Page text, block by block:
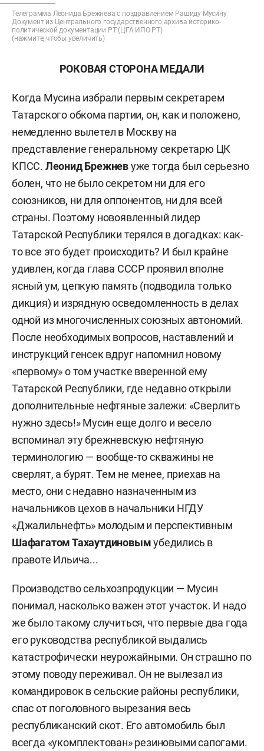
Телеграмма Леонида Брежнева с поздравлением Рашиду Мусину
Документ из Центрального государственного архива историко-
политической документации РТ (ЦГА ИПО РТ)
(нажмите, чтобы увеличить)
РОКОВАЯ СТОРОНА МЕДАЛИ
Когда Мусина избрали первым секретарем
Татарского обкома партии, он, как и положено,
немедленно вылетел в Москву на
представление генеральному секретарю ЦК
КПСС. Леонид Брежневуже тогда был серьезно
болен, что не было секретом ни для его
союзников, ни для оппонентов, ни для всей
страны. Поэтому новоявленный лидер
Татарской Республики терялся в догадках: как-
то все это будет происходить? И был крайне
удивлен, когда глава СССР проявил вполне
ясный ум, цепкую память (подводила только
дикция) и изрядную осведомленность в делах
одной из многочисленных союзных автономий.
После необходимых вопросов, наставлений и
инструкций генсек вдруг напомнил новому
«первому» о том участке вверенной ему
Татарской Республики, где недавно открыли
дополнительные нефтяные залежи: «Сверлить
нужно здесь!» Мусин еще долго и весело
вспоминал эту брежневскую нефтяную
терминологию — вообще-то скважины не
сверлят, а бурят. Тем не менее, приехав на
место, они с недавно назначенным из
начальников цехов в начальники НГДУ
«Джалильнефть» молодым и перспективным
Шафагатом Тахаутдиновымубедились в
правоте Ильича...
Производство сельхозпродукции — Мусин
понимал, насколько важен этот участок. И надо
же было такому случиться, что первые два года
его руководства республикой выдались
катастрофически неурожайными. Он страшно по
этому поводу переживал. Он не вылезал из
командировок в сельские районы республики,
спас от поголовного вырезания весь
республиканский скот. Его автомобиль был
всегда «укомплектован» резиновыми сапогами.